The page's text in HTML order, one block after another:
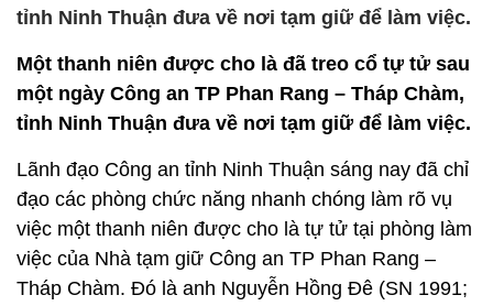
tỉnh Ninh Thuận đưa về nơi tạm giữ để làm việc.
Một thanh niên được cho là đã treo cổ tự tử sau
một ngày Công an TP Phan Rang – Tháp Chàm,
tỉnh Ninh Thuận đưa về nơi tạm giữ để làm việc.
Lãnh đạo Công an tỉnh Ninh Thuận sáng nay đã chỉ
đạo các phòng chức năng nhanh chóng làm rõ vụ
việc một thanh niên được cho là tự tử tại phòng làm
việc của Nhà tạm giữ Công an TP Phan Rang –
Tháp Chàm. Đó là anh Nguyễn Hồng Đê (SN 1991;